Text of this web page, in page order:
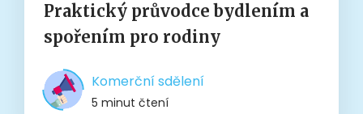
Praktický průvodce bydlením a
spořením pro rodiny
Komerční sdělení
5 minut čtení